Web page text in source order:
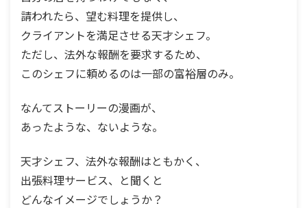
請われたら、望む料理を提供し、
クライアントを満足させる天才シェフ。
ただし、法外な報酬を要求するため、
このシェフに頼めるのは一部の富裕層のみ。
なんてストーリーの漫画が、
あったような、ないような。
天才シェフ、法外な報酬はともかく、
出張料理サービス、と聞くと
どんなイメージでしょうか？